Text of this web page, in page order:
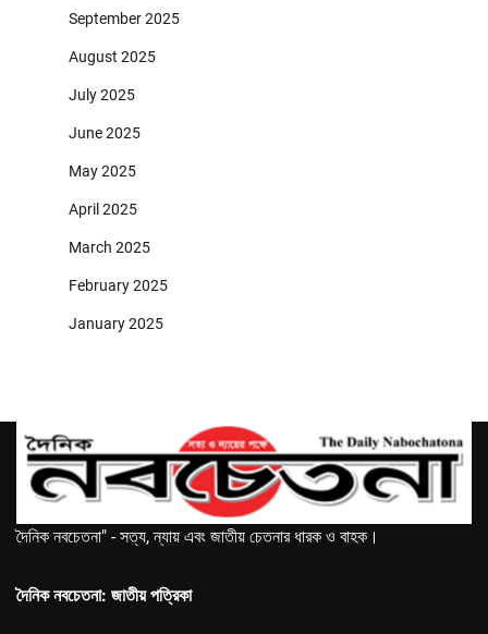
September 2025
August 2025
July 2025
June 2025
May 2025
April 2025
March 2025
February 2025
January 2025
দৈনিক নবচেতনা" - সত্য, ন্যায় এবং জাতীয় চেতনার ধারক ও বাহক।
দৈনিক নবচেতনা: জাতীয় পত্রিকা